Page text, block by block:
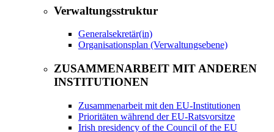
Verwaltungsstruktur
Generalsekretär(in)
Organisationsplan (Verwaltungsebene)
ZUSAMMENARBEIT MIT ANDEREN
INSTITUTIONEN
Zusammenarbeit mit den EU-Institutionen
Prioritäten während der EU-Ratsvorsitze
Irish presidency of the Council of the EU